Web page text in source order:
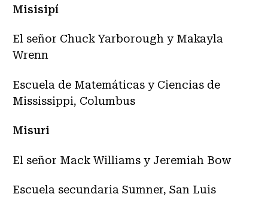
Misisipí
El señor Chuck Yarborough y Makayla
Wrenn
Escuela de Matemáticas y Ciencias de
Mississippi, Columbus
Misuri
El señor Mack Williams y Jeremiah Bow
Escuela secundaria Sumner, San Luis